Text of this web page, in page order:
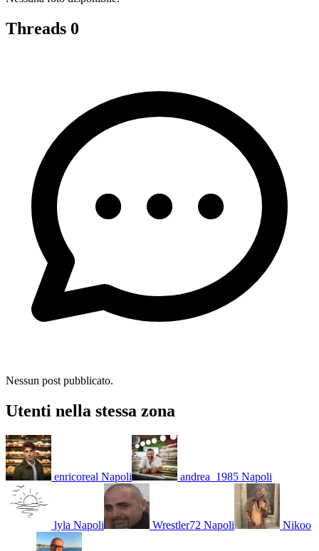
Threads 0
Nessun post pubblicato.
Utenti nella stessa zona
enricoreal Napoli andrea_1985 Napoli
lyla Napoli Wrestler72 Napoli Nikoo